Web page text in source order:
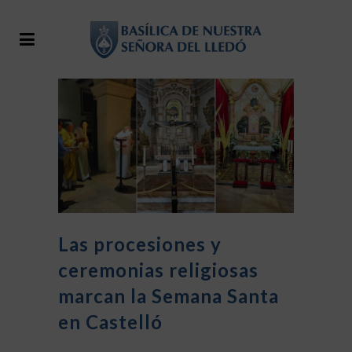
Las procesiones y
ceremonias religiosas
marcan la Semana Santa
en Castelló